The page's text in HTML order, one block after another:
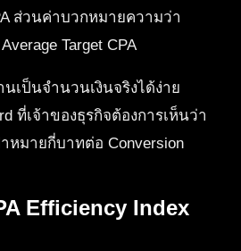
ส่วนค่าบวกหมายความว่า
Target CPA
เป็นจำนวนเงินจริงได้ง่าย
ที่เจ้าของธุรกิจต้องการเห็นว่า
หมายกี่บาทต่อ Conversion
Efficiency Index